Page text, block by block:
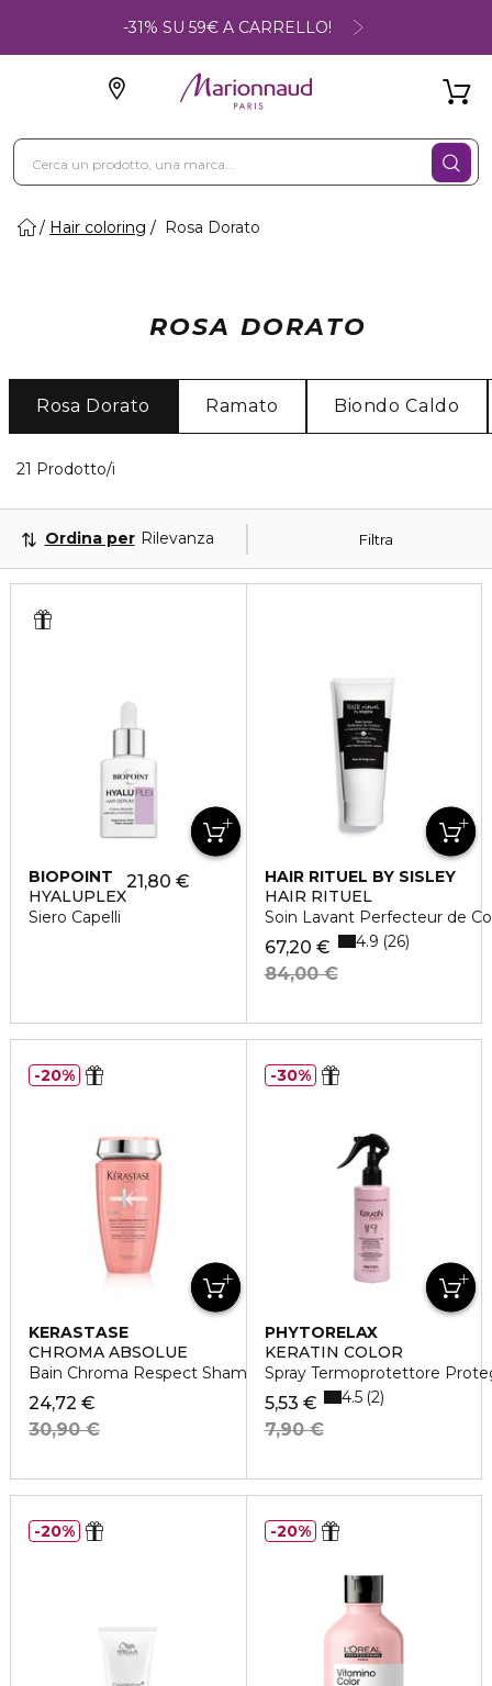
-31% SU 59€ A CARRELLO!
Hair coloring Rosa Dorato
ROSA DORATO
Rosa Dorato Ramato Biondo Caldo
21 Prodotto/i
Filtra
Ordina per Rilevanza
BIOPOINT
HYALUPLEX
Siero Capelli
21,80 €
HAIR RITUEL BY SISLEY
HAIR RITUEL
Soin Lavant Perfecteur de
67,20 €
84,00 €
4.9 26
KERASTASE
CHROMA ABSOLUE
Bain Chroma Respect Shampoo idratante
24,72 €
30,90 €
20%
PHYTORELAX
KERATIN COLOR
Spray Termoprotettore
5,53 €
7,90 €
4.5 2
30%
20% 20%